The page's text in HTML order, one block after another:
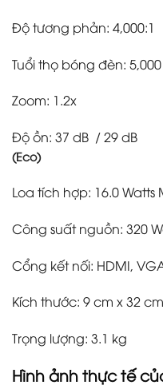
Độ tương phản: 4,000:1
Tuổi thọ bóng đèn:
Zoom: 1.2x
Độ ồn: 37 dB / 29 dB
(Eco)
Loa tích hợp: 16.0 Watts
Công suất nguồn: 320
Cổng kết nối: HDMI,
Kích thước: 9 cm x 32
Trọng lượng: 3.1 kg
Hình ảnh thực tế